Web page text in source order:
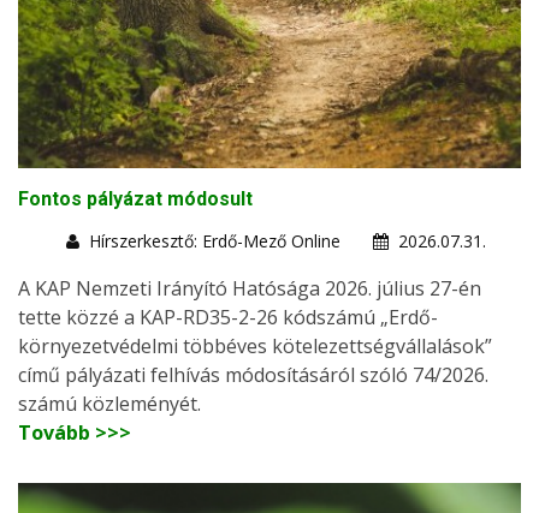
Fontos pályázat módosult
Hírszerkesztő: Erdő-Mező Online
2026.07.31.
A KAP Nemzeti Irányító Hatósága 2026. július 27-én
tette közzé a KAP-RD35-2-26 kódszámú „Erdő-
környezetvédelmi többéves kötelezettségvállalások”
című pályázati felhívás módosításáról szóló 74/2026.
számú közleményét.
Tovább >>>